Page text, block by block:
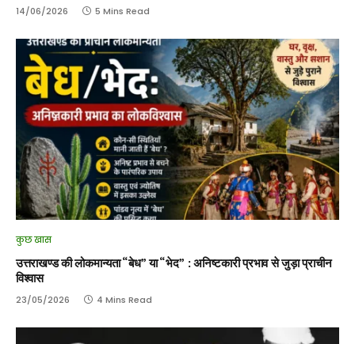
14/06/2026 5 Mins Read
कुछ खास
उत्तराखण्ड की लोकमान्यता “बेध” या “भेद” : अनिष्टकारी प्रभाव से जुड़ा प्राचीन
विश्वास
23/05/2026 4 Mins Read